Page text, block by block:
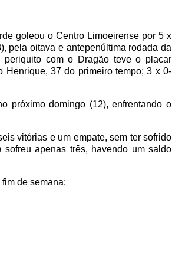
goleou o Centro Limoeirense por 5 x
pela oitava e antepenúltima rodada da
periquito com o Dragão teve o placar
Henrique, 37 do primeiro tempo; 3 x 0-
próximo domingo (12), enfrentando o
vitórias e um empate, sem ter sofrido
apenas três, havendo um saldo
de semana: